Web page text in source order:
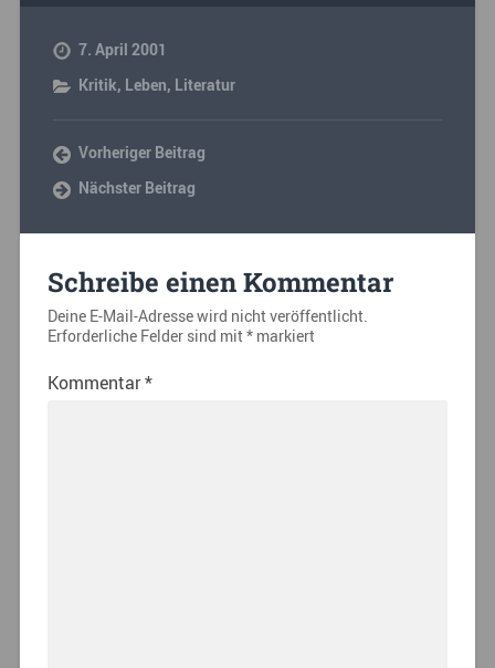
7. April 2001
Kritik, Leben, Literatur
Vorheriger Beitrag
Nächster Beitrag
Schreibe einen Kommentar
Deine E-Mail-Adresse wird nicht veröffentlicht.
Erforderliche Felder sind mit*markiert
Kommentar*